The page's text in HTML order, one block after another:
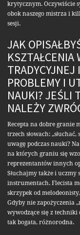
krytycznym. Oczywiście
obok naszego mistrza i
sesji.
JAK
KSZTAŁCENIA
PROBLEMY I
NAUKI? JEŚLI
NALEŻY
Recepta na dobre granie
trzech słowach:
uwagę podczas nauki?
na których graniu się
reprezentantów innych
Słuchajmy także i
instrumentach. Flecista
skrzypek od
Gdyby nie zapożyczenia
wywodzące się z
tak bogata, różnorodna.